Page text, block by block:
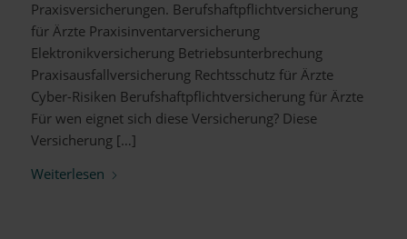
Praxisversicherungen. Berufshaftpflichtversicherung
für Ärzte Praxisinventarversicherung
Elektronikversicherung Betriebsunterbrechung
Praxisausfallversicherung Rechtsschutz für Ärzte
Cyber-Risiken Berufshaftpflichtversicherung für Ärzte
Für wen eignet sich diese Versicherung? Diese
Versicherung […]
Weiterlesen